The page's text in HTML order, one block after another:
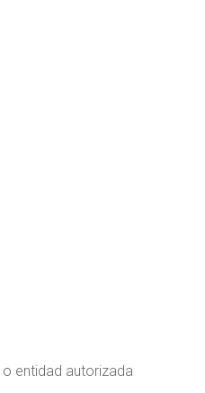
entidad autorizada